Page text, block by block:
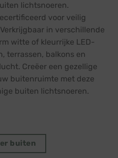
lichtsnoeren.
voor veilig
in verschillende
witte of kleurrijke LED-
terrassen, balkons en
Creëer een gezellige
buitenruimte met deze
buiten lichtsnoeren.
buiten